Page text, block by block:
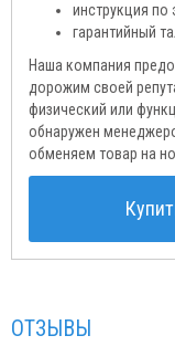
инструкция по
гарантийный
Наша компания
дорожим своей
физический или
обнаружен
обменяем товар на
ОТЗЫВЫ